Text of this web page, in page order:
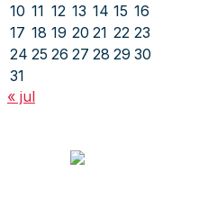
10 11 12 13 14 15 16
17 18 19 20 21 22 23
24 25 26 27 28 29 30
31
« jul